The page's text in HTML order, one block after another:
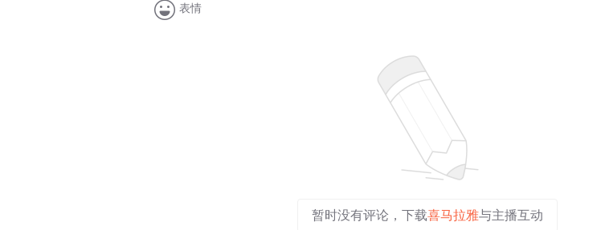
表情
暂时没有评论，下载喜马拉雅与主播互动